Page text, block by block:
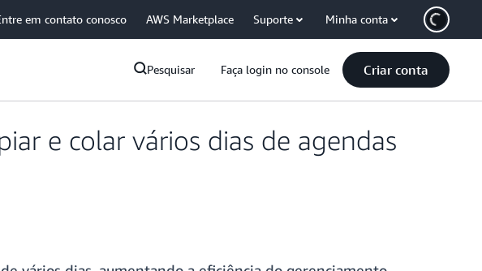
em contato conosco AWS Marketplace Suporte Minha conta
Pesquisar Faça login no console Criar conta
e colar vários dias de agendas